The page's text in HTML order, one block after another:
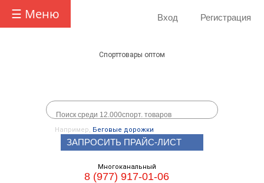
☰ Меню Вход Регистрация
Спорттовары оптом
Например, Беговые дорожки
ЗАПРОСИТЬ ПРАЙС-ЛИСТ
Многоканальный
8 (977) 917-01-06